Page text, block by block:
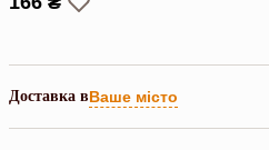
Доставка вВаше місто